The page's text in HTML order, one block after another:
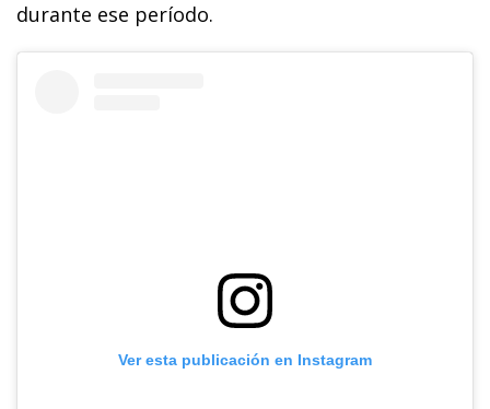
durante ese período.
Ver esta publicación en Instagram